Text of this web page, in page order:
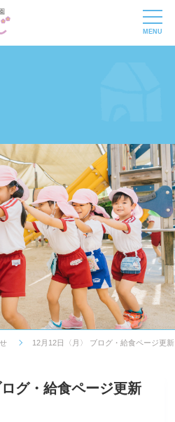
12月12日〈月〉 ブログ・給食ページ更
グ・給食ページ更新